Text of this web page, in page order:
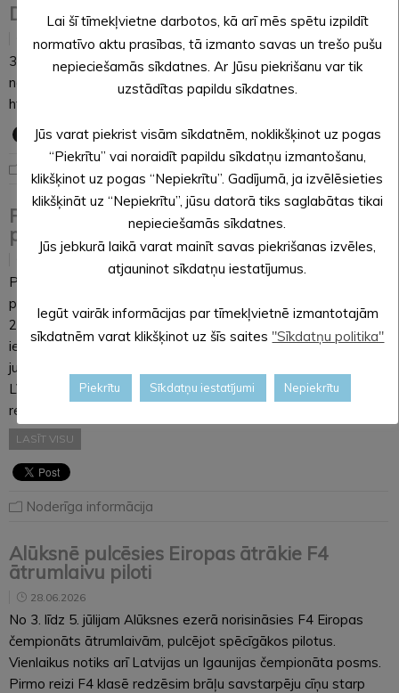
Domes sēdes 30.06.2026. tiešraide
29.06.2026
30.06.2026., plkst. 10:00Dārza ielā 11, Alūksnē, Alūksnes
novadā zālē 1.stāvā
https://www.youtube.com/live/0Rutftjdfvg
Paziņojums par jauna ūdenssaimniecības
pakalpojumu tarifa projektu (atsaukts)
PAPILDINĀTS 23.07.2026. “Latvijas Vēstnesī” 16.06.2026.
publicētais paziņojums par jaunu tarifa projektu atsaukts ar
22.07.2026. publikāciju “Latvijas Vēstnesī”. Sabiedrība ar
ierobežotu atbildību “RŪPE”, reģistrācijas Nr. 53203000201,
juridiskā adrese: Jāņkalna iela 12A, Alūksne, Alūksnes novads,
LV-4301, 2026. gada 10. jūnijā Sabiedrisko pakalpojumu
regulēšanas komisijai…
LASĪT VISU
Noderīga informācija
Alūksnē pulcēsies Eiropas ātrākie F4
ātrumlaivu piloti
28.06.2026
No 3. līdz 5. jūlijam Alūksnes ezerā norisināsies F4 Eiropas
čempionāts ātrumlaivām, pulcējot spēcīgākos pilotus.
Vienlaikus notiks arī Latvijas un Igaunijas čempionāta posms.
Pirmo reizi F4 klasē redzēsim brāļu savstarpēju cīņu starp
Lai šī tīmekļvietne darbotos, kā arī mēs spētu izpildīt
normatīvo aktu prasības, tā izmanto savas un trešo pušu
nepieciešamās sīkdatnes. Ar Jūsu piekrišanu var tik
uzstādītas papildu sīkdatnes.
Jūs varat piekrist visām sīkdatnēm, noklikšķinot uz pogas
“Piekrītu” vai noraidīt papildu sīkdatņu izmantošanu,
klikšķinot uz pogas “Nepiekrītu”. Gadījumā, ja izvēlēsieties
klikšķināt uz “Nepiekrītu”, jūsu datorā tiks saglabātas tikai
nepieciešamās sīkdatnes.
Jūs jebkurā laikā varat mainīt savas piekrišanas izvēles,
atjauninot sīkdatņu iestatījumus.
Iegūt vairāk informācijas par tīmekļvietnē izmantotajām
sīkdatnēm varat klikšķinot uz šīs saites "Sīkdatņu politika"
Piekrītu Sīkdatņu iestatījumi Nepiekrītu